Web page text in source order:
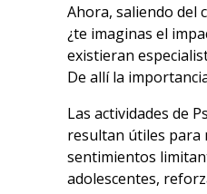
Ahora, saliendo del
¿te imaginas el
existieran
De allí la
Las actividades de
resultan útiles para
sentimientos
adolescentes,